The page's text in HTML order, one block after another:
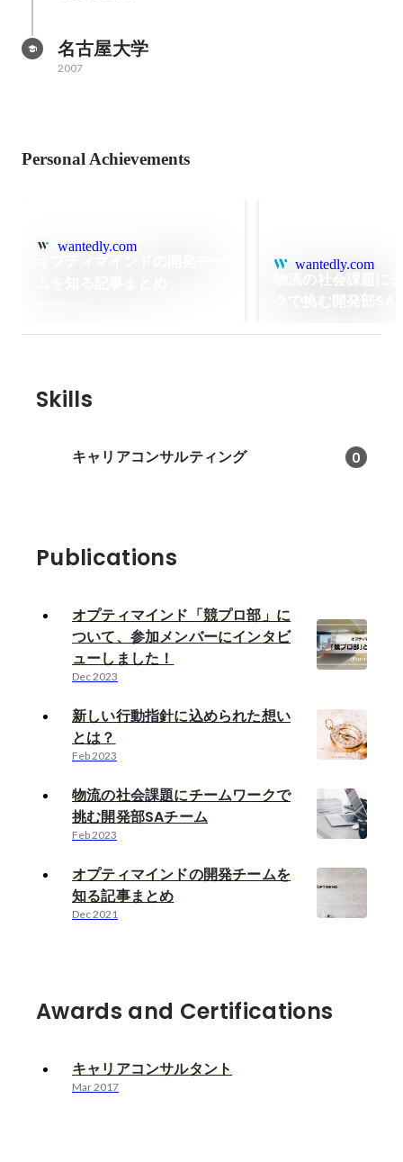
名古屋大学
2007
Personal Achievements
wantedly.com
wantedly.com
Skills
キャリアコンサルティング 0
Publications
オプティマインド「競プロ部」に
ついて、参加メンバーにインタビ
ューしました！
Dec 2023
新しい行動指針に込められた想い
とは？
Feb 2023
物流の社会課題にチームワークで
挑む開発部SAチーム
Feb 2023
オプティマインドの開発チームを
知る記事まとめ
Dec 2021
Awards and Certifications
キャリアコンサルタント
Mar 2017